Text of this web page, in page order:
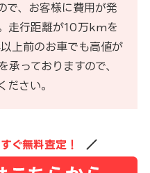
で、お客様に費用が発
走行距離が10万kmを
上前のお車でも高値が
っておりますので、
ださい。
ぐ無料査定！